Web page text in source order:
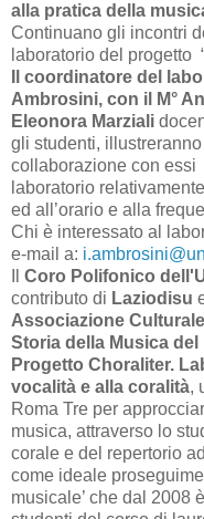
alla pratica della
Continuano gli incontri
laboratorio del progetto
Il coordinatore del
Ambrosini, con il M°
Eleonora Marziali
gli studenti,
collaborazione con essi
laboratorio
ed all’orario e alla
Chi è interessato al
e-mail a:
Coro Polifonico
contributo di Laziodisu
Associazione
Storia della Musica
Progetto Choraliter.
vocalità e alla coralità,
Roma Tre per
musica, attraverso lo
corale e del repertorio
come ideale
musicale’ che dal 2008